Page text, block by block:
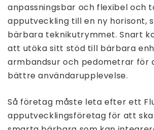
anpassningsbar och flexibel och
apputveckling till en ny horisont,
bärbara teknikutrymmet. Snart
att utöka sitt stöd till bärbara
armbandsur och pedometrar för
bättre användarupplevelse.
Så företag måste leta efter ett
apputvecklingsföretag för att